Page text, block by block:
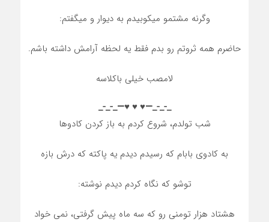
وگرنه مشتمو میکوبیدم به دیوار و میگفتم:
حاضرم همه ثروتم رو بدم فقط یه لحظه آرامش داشته باشم.
لامصب خیلی باکلاسه
_-_-_—♥️ ♥️ ♥️—_-_-_
شب تولدم، شروع کردم به باز کردن کادوها
به کادوی بابام که رسیدم دیدم یه پاکته که درش بازه
توشو که نگاه کردم دیدم نوشته:
هشتاد هزار تومنی رو که سه ماه پیش گرفتی، نمی خواد